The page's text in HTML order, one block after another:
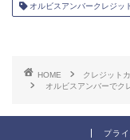
オルビスアンバークレジッ
HOME
クレジット
オルビスアンバーでク
プラ